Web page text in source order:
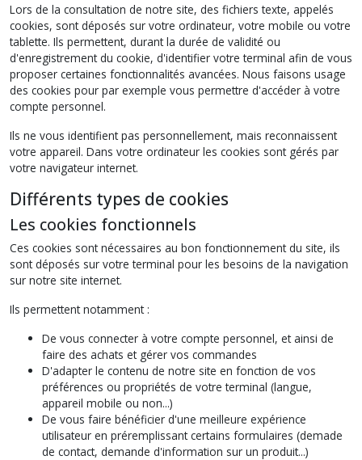
Lors de la consultation de notre site, des fichiers texte, appelés
cookies, sont déposés sur votre ordinateur, votre mobile ou votre
tablette. Ils permettent, durant la durée de validité ou
d'enregistrement du cookie, d'identifier votre terminal afin de vous
proposer certaines fonctionnalités avancées. Nous faisons usage
des cookies pour par exemple vous permettre d'accéder à votre
compte personnel.
Ils ne vous identifient pas personnellement, mais reconnaissent
votre appareil. Dans votre ordinateur les cookies sont gérés par
votre navigateur internet.
Différents types de cookies
Les cookies fonctionnels
Ces cookies sont nécessaires au bon fonctionnement du site, ils
sont déposés sur votre terminal pour les besoins de la navigation
sur notre site internet.
Ils permettent notamment :
De vous connecter à votre compte personnel, et ainsi de
faire des achats et gérer vos commandes
D'adapter le contenu de notre site en fonction de vos
préférences ou propriétés de votre terminal (langue,
appareil mobile ou non...)
De vous faire bénéficier d'une meilleure expérience
utilisateur en préremplissant certains formulaires (demade
de contact, demande d'information sur un produit...)